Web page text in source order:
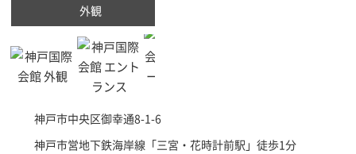
外観
神戸市中央区御幸通8-1-6
神戸市営地下鉄海岸線「三宮・花時計前駅 」徒歩1分